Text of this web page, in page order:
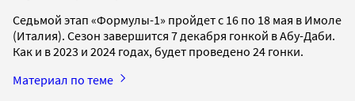
Седьмой этап «Формулы-1» пройдет с 16 по 18 мая в Имоле
(Италия). Сезон завершится 7 декабря гонкой в Абу-Даби.
Как и в 2023 и 2024 годах, будет проведено 24 гонки.
Материал по теме